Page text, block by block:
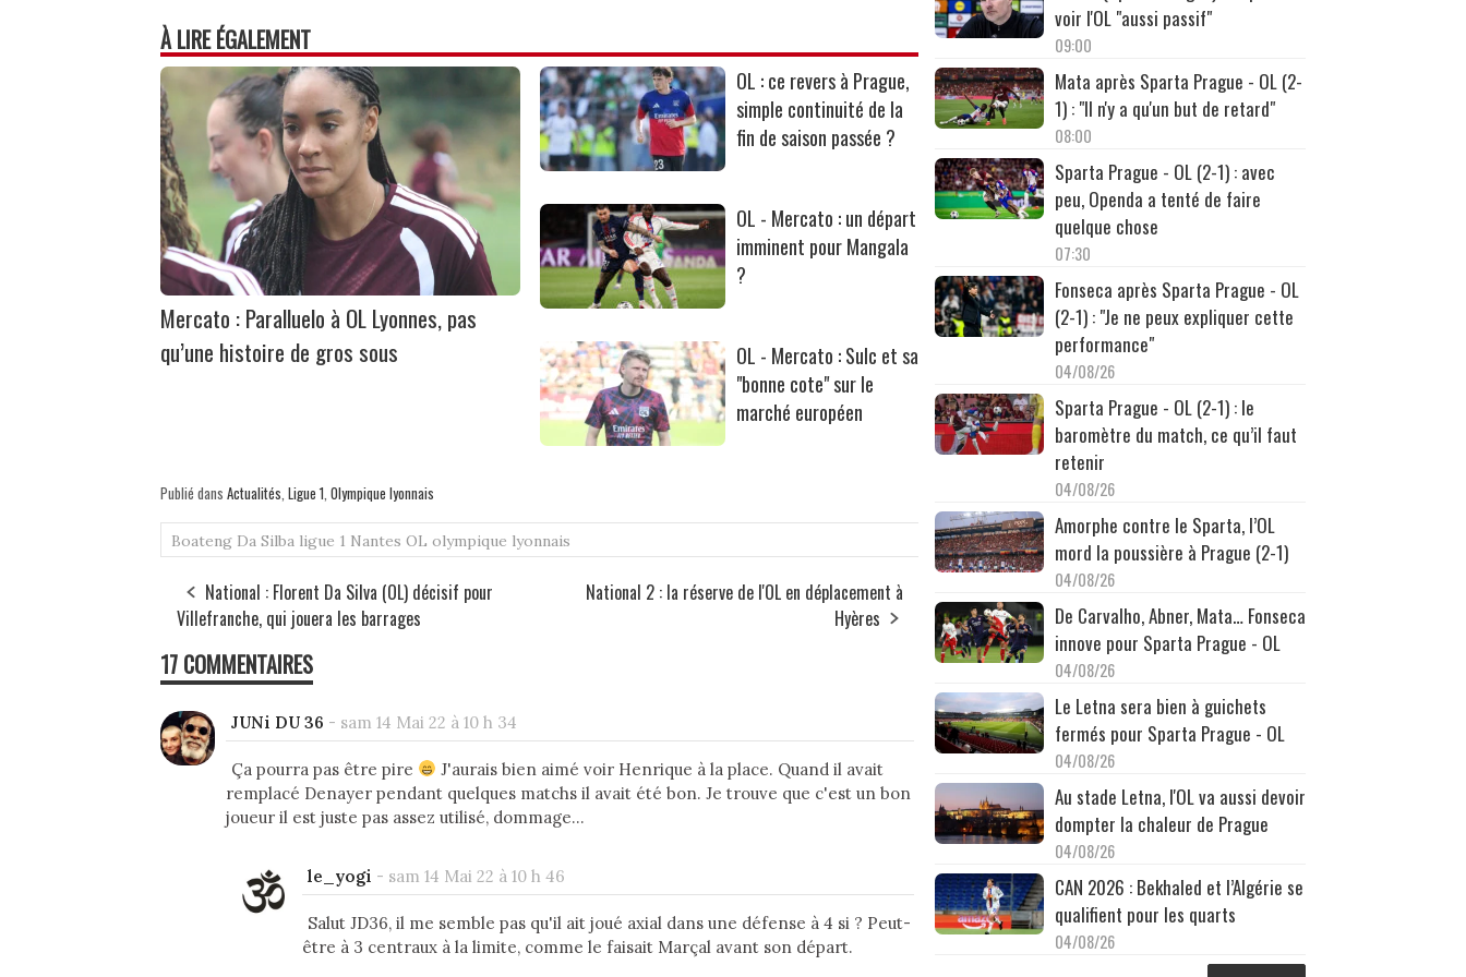
À LIRE ÉGALEMENT
Mercato : Paralluelo à OL Lyonnes, pas
qu’une histoire de gros sous
OL : ce revers à Prague,
simple continuité de la
fin de saison passée ?
OL - Mercato : un départ
imminent pour Mangala
?
OL - Mercato : Sulc et sa
"bonne cote" sur le
marché européen
Publié dans Actualités Ligue 1 Olympique lyonnais
Boateng Da Silba ligue 1 Nantes OL olympique lyonnais
National : Florent Da Silva (OL) décisif pour
Villefranche, qui jouera les barrages
National 2 : la réserve de l'OL en déplacement à
Hyères
17 COMMENTAIRES
JUNi DU 36 - sam 14 Mai 22 à 10 h 34
Ça pourra pas être pire
J'aurais bien aimé voir Henrique à la place. Quand il avait
remplacé Denayer pendant quelques matchs il avait été bon. Je trouve que c'est un bon
joueur il est juste pas assez utilisé, dommage...
le_yogi - sam 14 Mai 22 à 10 h 46
Salut JD36, il me semble pas qu'il ait joué axial dans une défense à 4 si ? Peut-
être à 3 centraux à la limite, comme le faisait Marçal avant son départ.
voir l'OL "aussi passif"
09:00
Mata après Sparta Prague - OL (2-
1) : "Il n'y a qu'un but de retard"
08:00
Sparta Prague - OL (2-1) : avec
peu, Openda a tenté de faire
quelque chose
07:30
Fonseca après Sparta Prague - OL
(2-1) : "Je ne peux expliquer cette
performance"
04/08/26
Sparta Prague - OL (2-1) : le
baromètre du match, ce qu’il faut
retenir
04/08/26
Amorphe contre le Sparta, l’OL
mord la poussière à Prague (2-1)
04/08/26
De Carvalho, Abner, Mata… Fonseca
innove pour Sparta Prague - OL
04/08/26
Le Letna sera bien à guichets
fermés pour Sparta Prague - OL
04/08/26
Au stade Letna, l'OL va aussi devoir
dompter la chaleur de Prague
04/08/26
CAN 2026 : Bekhaled et l’Algérie se
qualifient pour les quarts
04/08/26